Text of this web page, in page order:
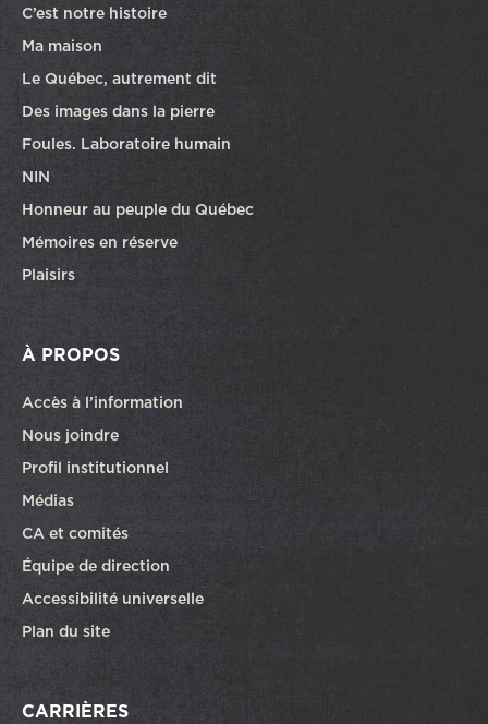
C’est notre histoire
Ma maison
Le Québec, autrement dit
Des images dans la pierre
Foules. Laboratoire humain
NIN
Honneur au peuple du Québec
Mémoires en réserve
Plaisirs
À PROPOS
Accès à l’information
Nous joindre
Profil institutionnel
Médias
CA et comités
Équipe de direction
Accessibilité universelle
Plan du site
CARRIÈRES